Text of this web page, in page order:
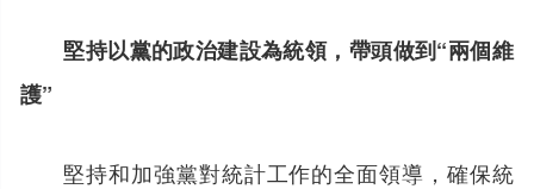
堅持以黨的政治建設為統領，帶頭做到“兩個維
護”
堅持和加強黨對統計工作的全面領導，確保統